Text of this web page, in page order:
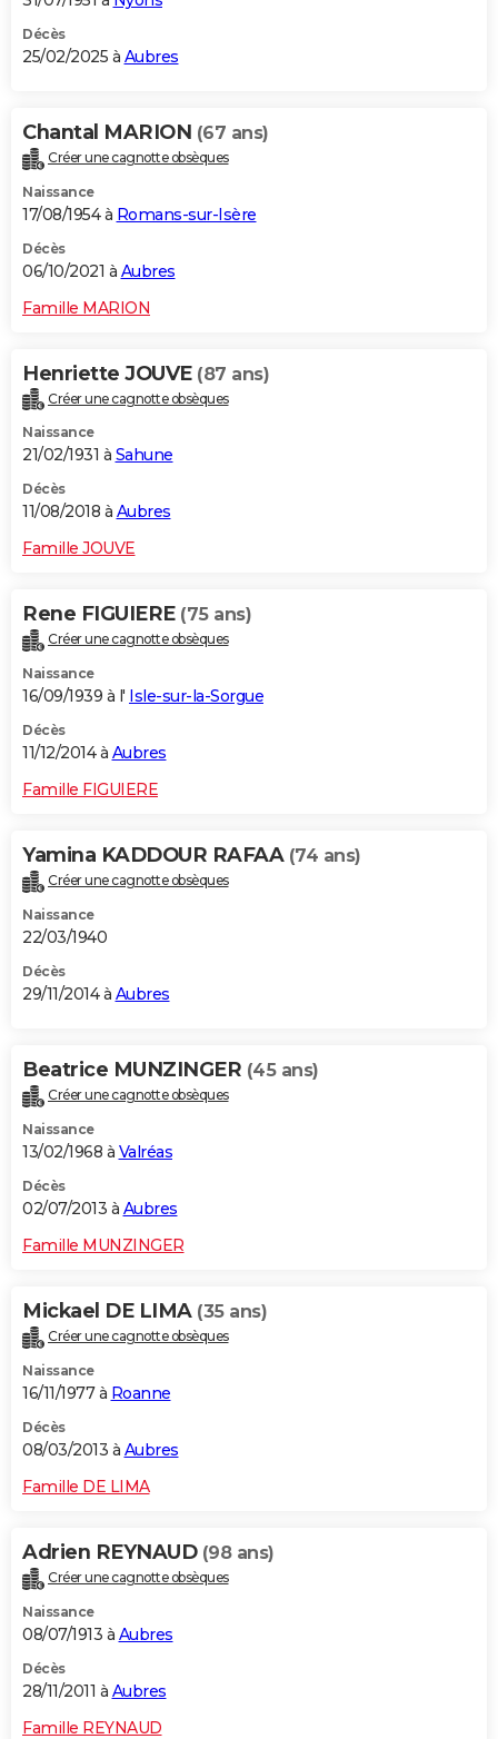
Décès
25/02/2025 à Aubres
Chantal MARION (67 ans)
Créer une cagnotte obsèques
Naissance
17/08/1954 à Romans-sur-Isère
Décès
06/10/2021 à Aubres
Famille MARION
Henriette JOUVE (87 ans)
Créer une cagnotte obsèques
Naissance
21/02/1931 à Sahune
Décès
11/08/2018 à Aubres
Famille JOUVE
Rene FIGUIERE (75 ans)
Créer une cagnotte obsèques
Naissance
16/09/1939 à l' Isle-sur-la-Sorgue
Décès
11/12/2014 à Aubres
Famille FIGUIERE
Yamina KADDOUR RAFAA (74 ans)
Créer une cagnotte obsèques
Naissance
22/03/1940
Décès
29/11/2014 à Aubres
Beatrice MUNZINGER (45 ans)
Créer une cagnotte obsèques
Naissance
13/02/1968 à Valréas
Décès
02/07/2013 à Aubres
Famille MUNZINGER
Mickael DE LIMA (35 ans)
Créer une cagnotte obsèques
Naissance
16/11/1977 à Roanne
Décès
08/03/2013 à Aubres
Famille DE LIMA
Adrien REYNAUD (98 ans)
Créer une cagnotte obsèques
Naissance
08/07/1913 à Aubres
Décès
28/11/2011 à Aubres
Famille REYNAUD